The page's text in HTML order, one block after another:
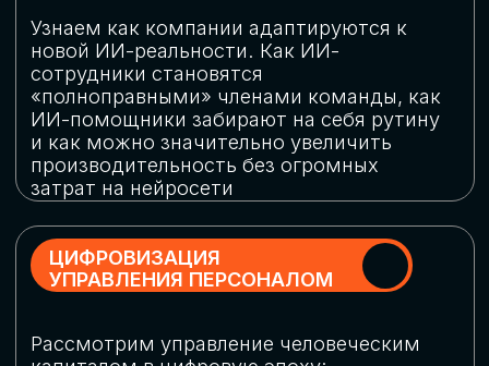
огромную статью затрат
ОБЛАЧНЫЕ ТЕХНОЛОГИИ
Подискутируем, какие облачные решения
существуют на рынке и почему
использование мультиоблачных моделей
не только снижает затраты, но и
«пересборки» бизнес-моделей